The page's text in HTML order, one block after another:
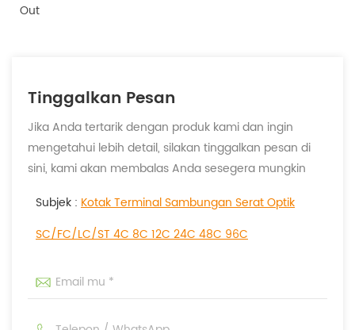
Out
Tinggalkan Pesan
Jika Anda tertarik dengan produk kami dan ingin
mengetahui lebih detail, silakan tinggalkan pesan di
sini, kami akan membalas Anda sesegera mungkin
Subjek : Kotak Terminal Sambungan Serat Optik
SC/FC/LC/ST 4C 8C 12C 24C 48C 96C